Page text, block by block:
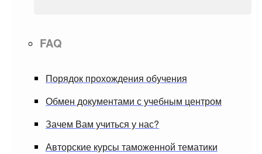
FAQ
Порядок прохождения обучения
Обмен документами с учебным центром
Зачем Вам учиться у нас?
Авторские курсы таможенной тематики